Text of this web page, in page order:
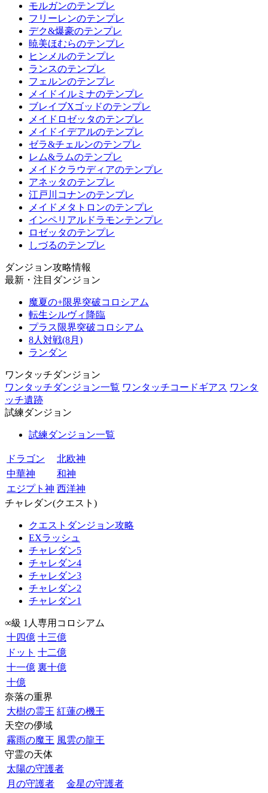
モルガンのテンプレ
フリーレンのテンプレ
デク&爆豪のテンプレ
暁美ほむらのテンプレ
ヒンメルのテンプレ
ランスのテンプレ
フェルンのテンプレ
メイドイルミナのテンプレ
ブレイブXゴッドのテンプレ
メイドロゼッタのテンプレ
メイドイデアルのテンプレ
ゼラ&チェルンのテンプレ
レム&ラムのテンプレ
メイドクラウディアのテンプレ
アネッタのテンプレ
江戸川コナンのテンプレ
メイドメタトロンのテンプレ
インペリアルドラモンテンプレ
ロゼッタのテンプレ
しづるのテンプレ
ダンジョン攻略情報
最新・注目ダンジョン
魔夏の+限界突破コロシアム
転生シルヴィ降臨
プラス限界突破コロシアム
8人対戦(8月)
ランダン
ワンタッチダンジョン
ワンタッチダンジョン一覧 ワンタッチコードギアス ワンタ
ッチ遺跡
試練ダンジョン
試練ダンジョン一覧
ドラゴン
北欧神
中華神
和神
エジプト神 西洋神
チャレダン(クエスト)
クエストダンジョン攻略
EXラッシュ
チャレダン5
チャレダン4
チャレダン3
チャレダン2
チャレダン1
∞級 1人専用コロシアム
十四億 十三億
ドット 十二億
十一億 裏十億
十億
奈落の重界
大樹の霊王 紅蓮の機王
天空の儚域
霧雨の魔王 風雲の龍王
守霊の天体
太陽の守護者
月の守護者
金星の守護者